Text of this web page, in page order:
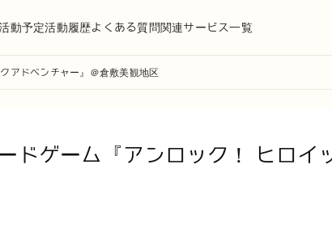
動予定活動履歴よくある質問 関連サービス一覧
アドベンチャー』＠倉敷美観地区
ドゲーム『アンロック！ ヒロイ